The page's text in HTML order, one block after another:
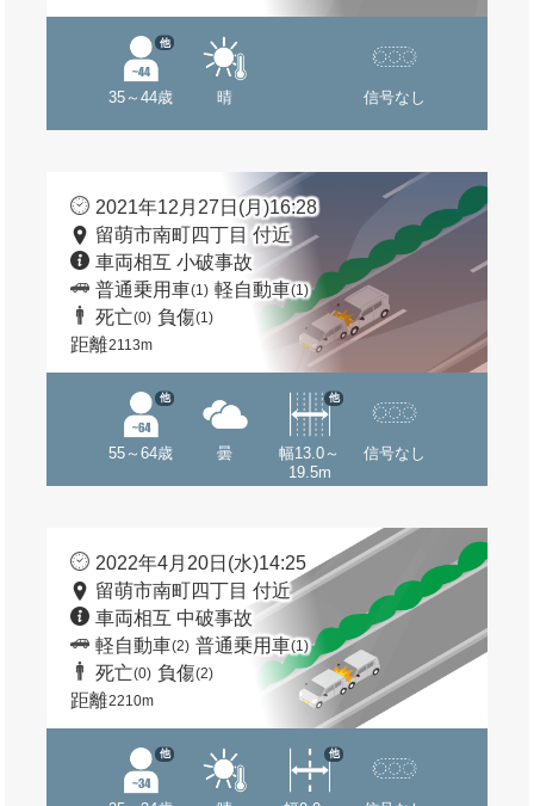
35～44歳
他
晴 信号なし
2021年12月27日(月)16:28
留萌市南町四丁目 付近
車両相互 小破事故
普通乗用車(1) 軽自動車(1)
死亡(0) 負傷(1)
距離2113m
55～64歳
他
曇
幅13.0～
19.5m
他
信号なし
2022年4月20日(水)14:25
留萌市南町四丁目 付近
車両相互 中破事故
軽自動車(2) 普通乗用車(1)
死亡(0) 負傷(2)
距離2210m
他 他